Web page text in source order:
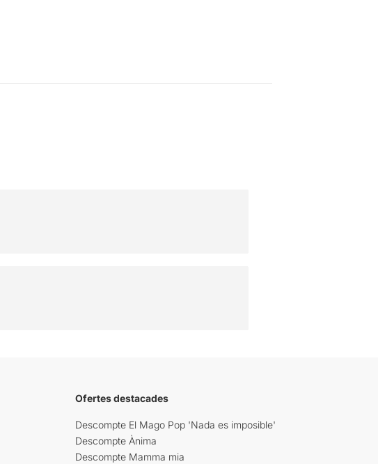
Ofertes destacades
Descompte El Mago Pop 'Nada es imposible'
Descompte Ànima
Descompte Mamma mia